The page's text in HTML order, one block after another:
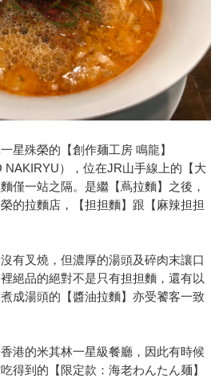
星殊榮的【創作麺工房 鳴龍】
NAKIRYU），位在JR山手線上的【大
僅一站之隔。是繼【蔦拉麵】之後，
的拉麵店，【担担麵】跟【麻辣担担
有叉燒，但濃厚的湯頭及碎肉末讓口
絕品的絕對不是只有担担麵，還有以
成湯頭的【醬油拉麵】亦受饕客一致
港的米其林一星級餐廳，因此有時候
得到的【限定款：海老わんたん麺】